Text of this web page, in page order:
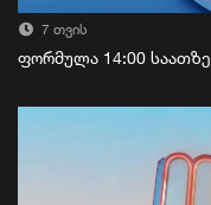
7 თვის
ფორმულა 14:00 საათზე